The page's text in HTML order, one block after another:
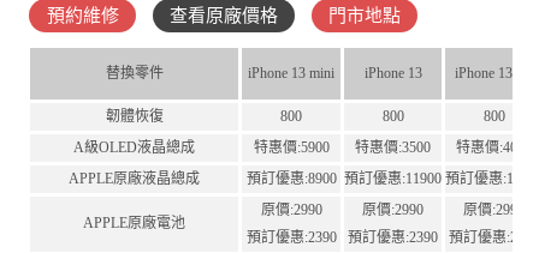
預約維修 查看原廠價格 門市地點
替換零件 iPhone 13 mini iPhone 13 iPhone 13Pro
韌體恢復 800 800
800
A級OLED液晶總成
特惠價:5900 特惠價:3500
特惠價:4000
APPLE原廠液晶總成
預訂優惠:8900 預訂優惠:11900 預訂優惠
APPLE原廠電池
原價:2990
預訂優惠:2390
原價:2990
預訂優惠:2390
原價:2990
預訂優惠:2390